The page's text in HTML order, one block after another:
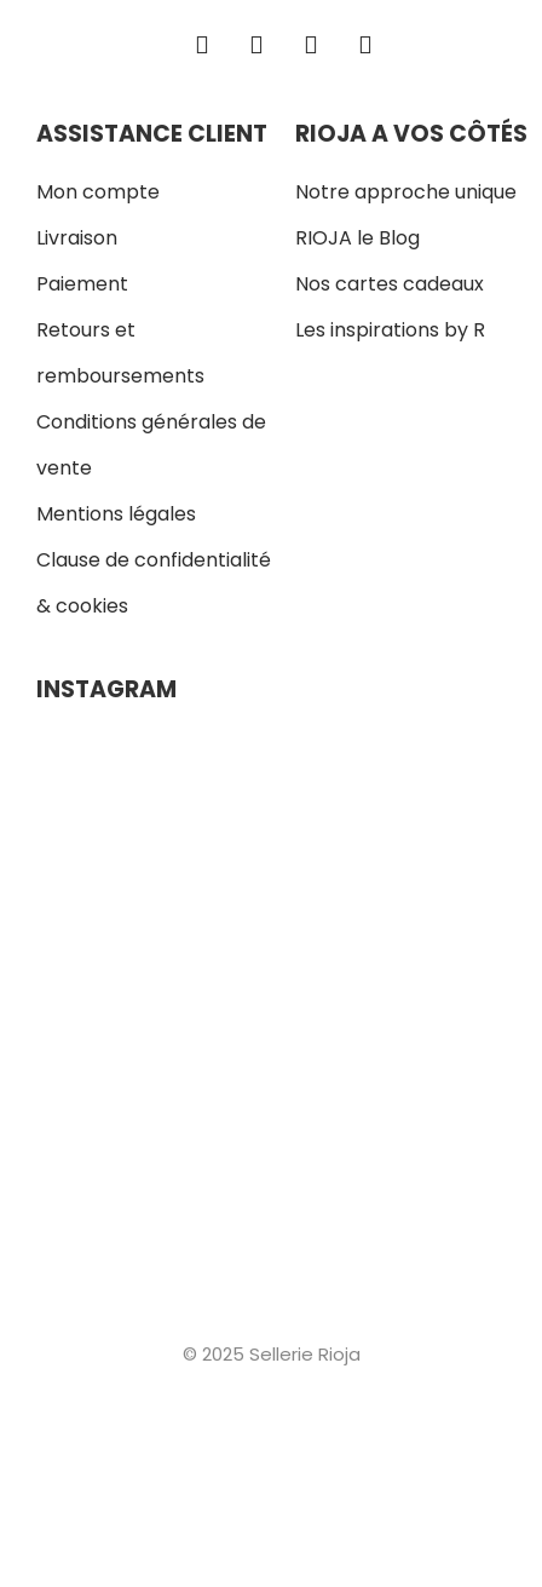
ASSISTANCE CLIENT
Mon compte
Livraison
Paiement
Retours et
remboursements
Conditions générales de
vente
Mentions légales
Clause de confidentialité
& cookies
RIOJA A VOS CÔTÉS
Notre approche unique
RIOJA le Blog
Nos cartes cadeaux
Les inspirations by R
INSTAGRAM
© 2025 Sellerie Rioja